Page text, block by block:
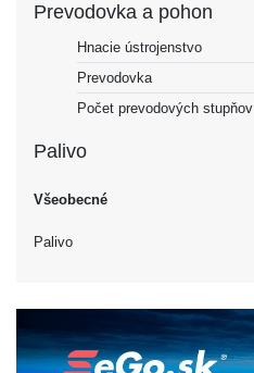
Prevodovka a pohon
Hnacie ústrojenstvo
Prevodovka
Počet prevodových stupňov
Palivo
Všeobecné
Palivo